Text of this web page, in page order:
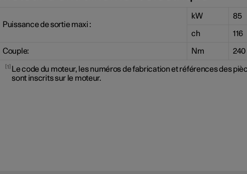
Puissance de sortie maxi :
kW 85
ch 116
Couple: Nm 240
1
Le code du moteur, les numéros de fabrication et références des
sont inscrits sur le moteur.